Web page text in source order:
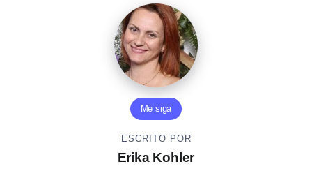
Me siga
ESCRITO POR
Erika Kohler